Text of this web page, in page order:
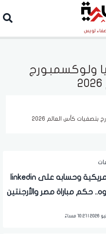
لويس
ولوكسمبورج
بتصفيات كأس العالم 2026
قناة أمريكية وحسابه على linkedin
حكم مباراة مصر والأرجنتين